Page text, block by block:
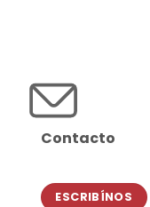
Contacto
ESCRIBÍNOS